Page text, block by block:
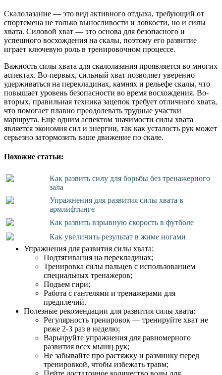
Скалолазание — это вид активного отдыха, требующий от
спортсмена не только выносливости и ловкости, но и силы
хвата. Силовой хват — это основа для безопасного и
успешного восхождения на скалы, поэтому его развитие
играет ключевую роль в тренировочном процессе.
Важность силы хвата для скалолазания проявляется во многих
аспектах. Во-первых, сильный хват позволяет уверенно
удерживаться на перекладинах, камнях и рельефе скалы, что
повышает уровень безопасности во время восхождения. Во-
вторых, правильная техника зацепок требует отличного хвата,
что помогает плавно преодолевать трудные участки
маршрута. Еще одним аспектом значимости силы хвата
является экономия сил и энергии, так как усталость рук может
серьезно затормозить ваше движение по скале.
Похожие статьи:
Как развить силу для борьбы без тренажерного
зала
Упражнения для развития силы хвата в
армлифтинге
Как развить взрывную скорость в футболе
Как увеличить результат в жиме ногами
Упражнения для развития силы хвата:
Подтягивания на перекладинах;
Тренировка силы пальцев с использованием
специальных тренажеров;
Подъем гири;
Работа с гантелями и тренажерами для
предплечий.
Полезные рекомендации для развития силы хвата:
Регулярность тренировок — тренируйте хват не
реже 2-3 раз в неделю;
Варьируйте упражнения для равномерного
развития всех мышц рук;
Не забывайте про растяжку и разминку перед
тренировкой, чтобы избежать травм;
Пейте достаточное количество воды для